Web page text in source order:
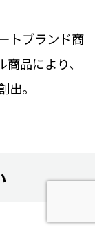
トブランド商
品により、
出。